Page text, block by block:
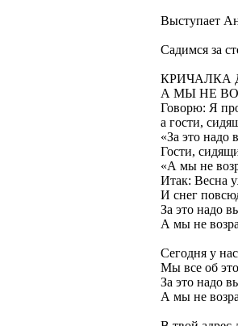
Выступает
Садимся за
КРИЧАЛКА
А МЫ НЕ
Говорю: Я
а гости,
«За это надо
Гости,
«А мы не
Итак: Весна
И снег
За это надо
А мы не
Сегодня у
Мы все об
За это надо
А мы не